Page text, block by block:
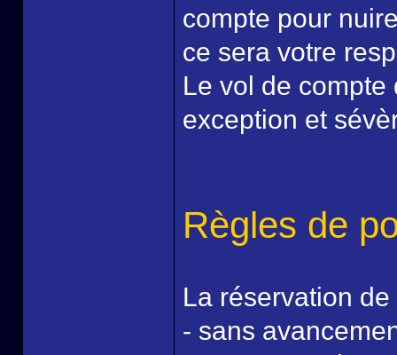
compte pour
ce sera votre
Le vol de
exception et
Règles de
La réservation
- sans